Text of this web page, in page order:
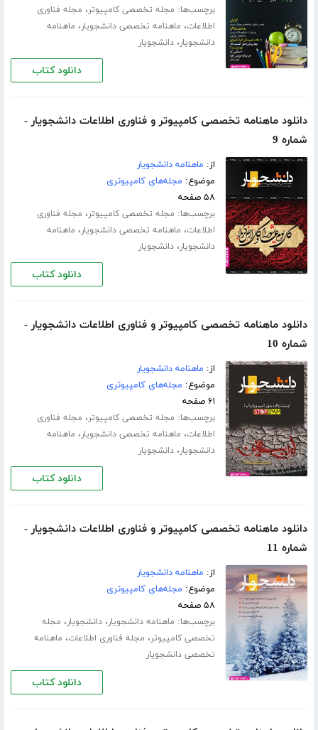
برچسب‌ها: مجله تخصصی کامپیوتر، مجله فناوری
اطلاعات، ماهنامه تخصصی دانشجویار، ماهنامه
دانشجویار،دانشجویار
دانلود کتاب
دانلود ماهنامه تخصصی کامپیوتر و فناوری اطلاعات دانشجویار -
شماره 9
از: ماهنامه دانشجویار
موضوع: مجله‌های کامپیوتری
۵۸ صفحه
برچسب‌ها: مجله تخصصی کامپیوتر، مجله فناوری
اطلاعات، ماهنامه تخصصی دانشجویار، ماهنامه
دانشجویار،دانشجویار
دانلود کتاب
دانلود ماهنامه تخصصی کامپیوتر و فناوری اطلاعات دانشجویار -
شماره 10
از: ماهنامه دانشجویار
موضوع: مجله‌های کامپیوتری
۶۱ صفحه
برچسب‌ها: مجله تخصصی کامپیوتر، مجله فناوری
اطلاعات، ماهنامه تخصصی دانشجویار، ماهنامه
دانشجویار،دانشجویار
دانلود کتاب
دانلود ماهنامه تخصصی کامپیوتر و فناوری اطلاعات دانشجویار -
شماره 11
از: ماهنامه دانشجویار
موضوع: مجله‌های کامپیوتری
۵۸ صفحه
برچسب‌ها: ماهنامه دانشجویار،دانشجویار، مجله
تخصصی کامپیوتر، مجله فناوری اطلاعات، ماهنامه
تخصصی دانشجویار
دانلود کتاب